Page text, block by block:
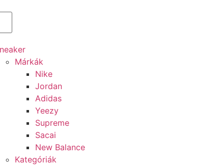
Márkák
Nike
Jordan
Adidas
Yeezy
Supreme
Sacai
New Balance
Kategóriák